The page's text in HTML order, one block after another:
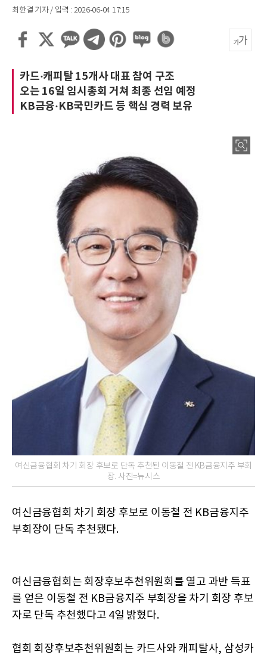
최한결 기자 / 입력 : 2026-06-04 17:15
카드·캐피탈 15개사 대표 참여 구조
오는 16일 임시총회 거쳐 최종 선임 예정
KB금융·KB국민카드 등 핵심 경력 보유
여신금융협회 차기 회장 후보로 단독 추천된 이동철 전 KB금융지주 부회
장. 사진=뉴시스
여신금융협회 차기 회장 후보로 이동철 전 KB금융지주
부회장이 단독 추천됐다.
여신금융협회는 회장후보추천위원회를 열고 과반 득표
를 얻은 이동철 전 KB금융지주 부회장을 차기 회장 후보
자로 단독 추천했다고 4일 밝혔다.
협회 회장후보추천위원회는 카드사와 캐피탈사, 삼성카